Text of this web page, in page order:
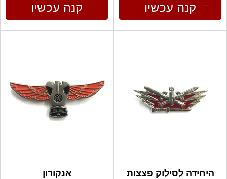
קנה עכשיו קנה עכשיו
היחידה לסילוק פצצות
אנקורון